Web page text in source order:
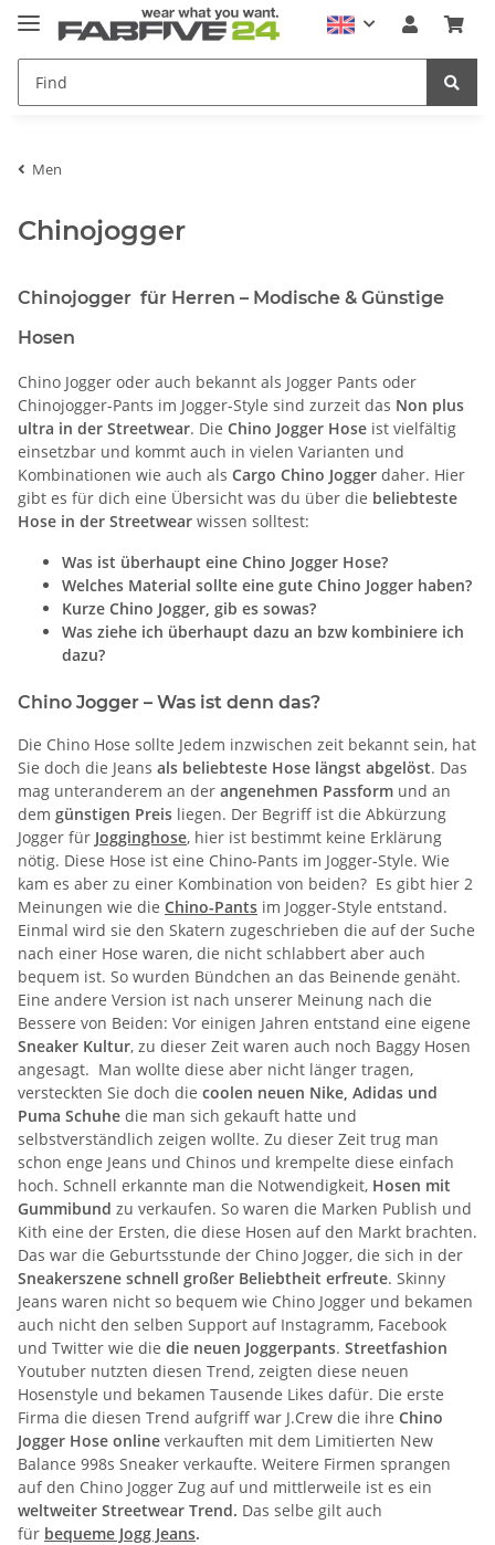
Men
Chinojogger
Chinojogger für Herren – Modische & Günstige
Hosen
Chino Jogger oder auch bekannt als Jogger Pants oder
Chinojogger-Pants im Jogger-Style sind zurzeit das Non plus
ultra in der Streetwear. Die Chino Jogger Hose ist vielfältig
einsetzbar und kommt auch in vielen Varianten und
Kombinationen wie auch als Cargo Chino Jogger daher. Hier
gibt es für dich eine Übersicht was du über die beliebteste
Hose in der Streetwear wissen solltest:
Was ist überhaupt eine Chino Jogger Hose?
Welches Material sollte eine gute Chino Jogger haben?
Kurze Chino Jogger, gib es sowas?
Was ziehe ich überhaupt dazu an bzw kombiniere ich
dazu?
Chino Jogger – Was ist denn das?
Die Chino Hose sollte Jedem inzwischen zeit bekannt sein, hat
Sie doch die Jeans als beliebteste Hose längst abgelöst. Das
mag unteranderem an der angenehmen Passform und an
dem günstigen Preis liegen. Der Begriff ist die Abkürzung
Jogger für Jogginghose, hier ist bestimmt keine Erklärung
nötig. Diese Hose ist eine Chino-Pants im Jogger-Style. Wie
kam es aber zu einer Kombination von beiden? Es gibt hier 2
Meinungen wie die Chino-Pants im Jogger-Style entstand.
Einmal wird sie den Skatern zugeschrieben die auf der Suche
nach einer Hose waren, die nicht schlabbert aber auch
bequem ist. So wurden Bündchen an das Beinende genäht.
Eine andere Version ist nach unserer Meinung nach die
Bessere von Beiden: Vor einigen Jahren entstand eine eigene
Sneaker Kultur, zu dieser Zeit waren auch noch Baggy Hosen
angesagt. Man wollte diese aber nicht länger tragen,
versteckten Sie doch die coolen neuen Nike, Adidas und
Puma Schuhe die man sich gekauft hatte und
selbstverständlich zeigen wollte. Zu dieser Zeit trug man
schon enge Jeans und Chinos und krempelte diese einfach
hoch. Schnell erkannte man die Notwendigkeit, Hosen mit
Gummibund zu verkaufen. So waren die Marken Publish und
Kith eine der Ersten, die diese Hosen auf den Markt brachten.
Das war die Geburtsstunde der Chino Jogger, die sich in der
Sneakerszene schnell großer Beliebtheit erfreute. Skinny
Jeans waren nicht so bequem wie Chino Jogger und bekamen
auch nicht den selben Support auf Instagramm, Facebook
und Twitter wie die die neuen Joggerpants. Streetfashion
Youtuber nutzten diesen Trend, zeigten diese neuen
Hosenstyle und bekamen Tausende Likes dafür. Die erste
Firma die diesen Trend aufgriff war J.Crew die ihre Chino
Jogger Hose online verkauften mit dem Limitierten New
Balance 998s Sneaker verkaufte. Weitere Firmen sprangen
auf den Chino Jogger Zug auf und mittlerweile ist es ein
weltweiter Streetwear Trend. Das selbe gilt auch
für bequeme Jogg Jeans.